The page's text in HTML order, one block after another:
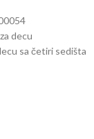
decu
sa četiri sedišta